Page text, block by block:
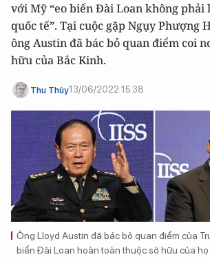
với Mỹ “eo biển Đài Loan không phải
quốc tế”. Tại cuộc gặp Ngụy Phượng
ông Austin đã bác bỏ quan điểm coi
hữu của Bắc Kinh.
Thu Thủy13/06/2022 15:38
Ông Lloyd Austin đã bác bỏ quan điểm của
biển Đài Loan hoàn toàn thuộc sở hữu của